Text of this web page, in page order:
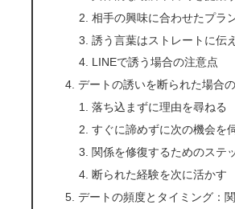
相手の興味に合わせたプラ
誘う言葉はストレートに伝
LINEで誘う場合の注意点
デートの誘いを断られた場合
落ち込まずに理由を尋ねる
すぐに諦めずに次の機会を
関係を修復するためのステ
断られた経験を次に活かす
デートの頻度とタイミング：